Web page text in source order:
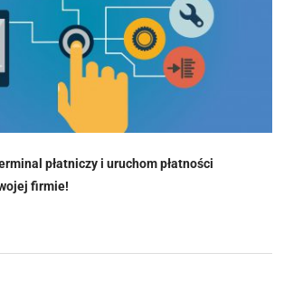
płatniczy i uruchom płatności
firmie!